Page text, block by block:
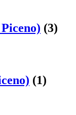
(3)
(1)